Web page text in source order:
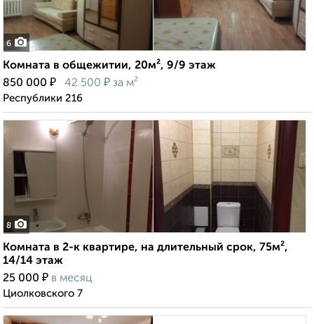
6
Комната в общежитии, 20м², 9/9 этаж
850 000 ₽ 42 500 ₽ за м²
Республики 216
8
Комната в 2-к квартире, на длительный срок, 75м²,
14/14 этаж
25 000 ₽ в месяц
Циолковского 7